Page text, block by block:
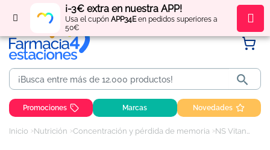
¡-3€ extra en nuestra APP!
Usa el cupón APP34Een pedidos superiores a
50€
Regístratey obténpuntos por tus compras

Promociones Marcas Novedades
Inicio Nutrición Concentración y pérdida de memoria NS Vitans Cogni+, 30 Comp.